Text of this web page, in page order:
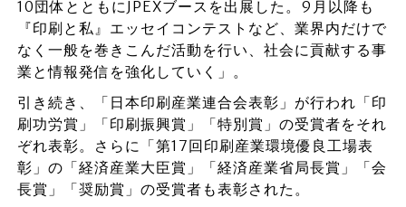
10団体とともにJPEXブースを出展した。9月以降も
『印刷と私』エッセイコンテストなど、業界内だけで
なく一般を巻きこんだ活動を行い、社会に貢献する事
業と情報発信を強化していく」。
引き続き、「日本印刷産業連合会表彰」が行われ「印
刷功労賞」「印刷振興賞」「特別賞」の受賞者をそれ
ぞれ表彰。さらに「第17回印刷産業環境優良工場表
彰」の「経済産業大臣賞」「経済産業省局長賞」「会
長賞」「奨励賞」の受賞者も表彰された。